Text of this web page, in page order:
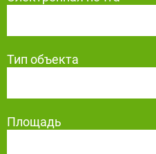
Тип объекта
Площадь